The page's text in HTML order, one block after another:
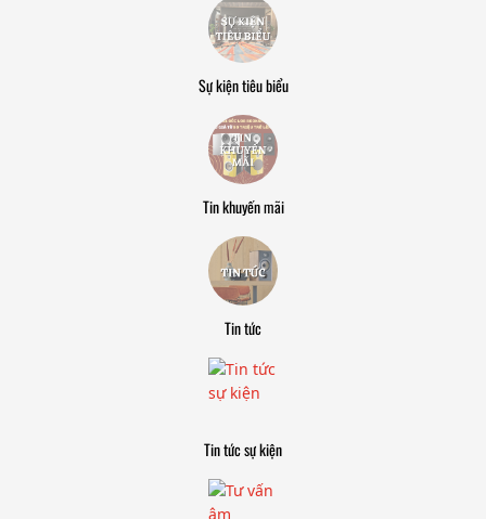
Sự kiện tiêu biểu
Tin khuyến mãi
Tin tức
Tin tức sự kiện